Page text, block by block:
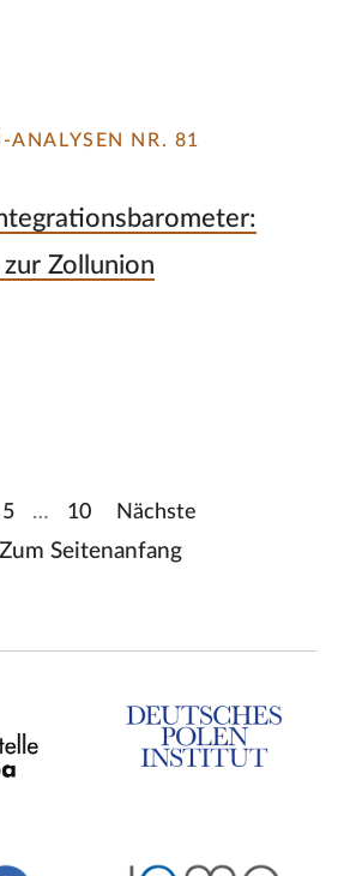
ANALYSEN NR. 81
Zollunion
5 … 10 Nächste
Zum Seitenanfang